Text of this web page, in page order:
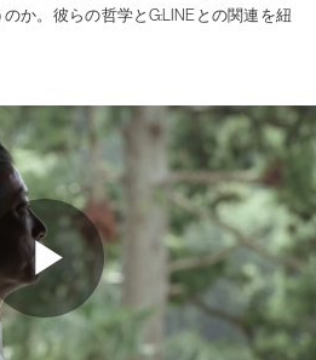
か。彼らの哲学とG:LINEとの関連を紐